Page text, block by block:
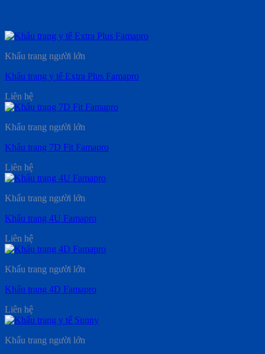
Khẩu trang người lớn
Khẩu trang y tế Extra Plus Famapro
Liên hệ
Khẩu trang người lớn
Khẩu trang 7D Fit Famapro
Liên hệ
Khẩu trang người lớn
Khẩu trang 4U Famapro
Liên hệ
Khẩu trang người lớn
Khẩu trang 4D Famapro
Liên hệ
Khẩu trang người lớn